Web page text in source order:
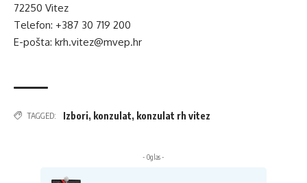
72250 Vitez
Telefon: +387 30 719 200
E-pošta: krh.vitez@mvep.hr
TAGGED: Izbori, konzulat, konzulat rh vitez
- Oglas -